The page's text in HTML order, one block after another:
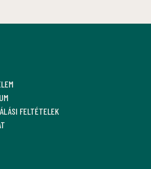
FELTÉTELEK